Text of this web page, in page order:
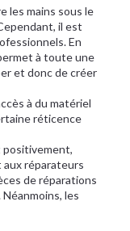
les mains sous le
il est
En
à toute une
et donc de créer
à du matériel
réticence
positivement,
aux réparateurs
de réparations
les